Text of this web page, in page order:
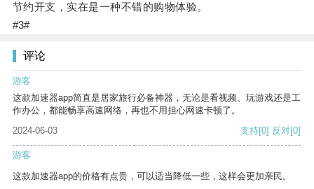
节约开支，实在是一种不错的购物体验。
#3#
评论
游客
这款加速器app简直是居家旅行必备神器，无论是看视频、玩游戏还是工
作办公，都能畅享高速网络，再也不用担心网速卡顿了。
2024-06-03
支持[0] 反对[0]
游客
这款加速器app的价格有点贵，可以适当降低一些，这样会更加亲民。